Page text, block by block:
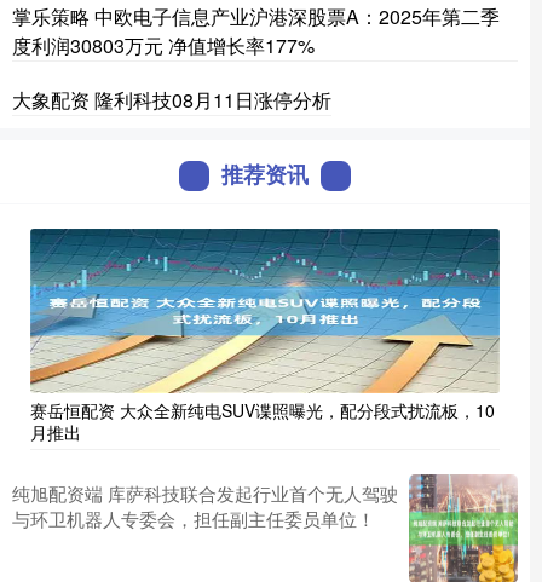
掌乐策略 中欧电子信息产业沪港深股票A：2025年第二季
度利润30803万元 净值增长率177%
大象配资 隆利科技08月11日涨停分析
推荐资讯
赛岳恒配资 大众全新纯电SUV谍照曝光，配分段式扰流板，10
月推出
纯旭配资端 库萨科技联合发起行业首个无人驾驶
与环卫机器人专委会，担任副主任委员单位！